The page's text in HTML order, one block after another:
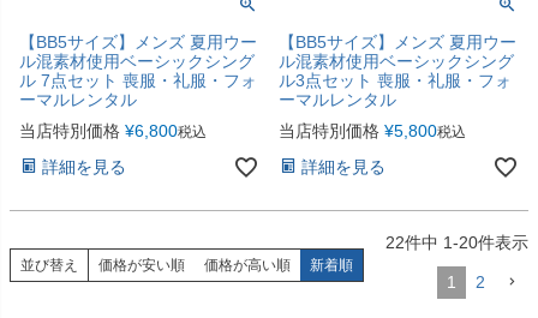
【BB5サイズ】メンズ 夏用ウー
ル混素材使用ベーシックシング
ル 7点セット 喪服・礼服・フォ
ーマルレンタル
当店特別価格 ¥6,800税込
詳細を見る
【BB5サイズ】メンズ 夏用ウー
ル混素材使用ベーシックシング
ル3点セット 喪服・礼服・フォ
ーマルレンタル
当店特別価格 ¥5,800税込
詳細を見る
並び替え 価格が安い順 価格が高い順 新着順
22件中 1-20件表示
1 2